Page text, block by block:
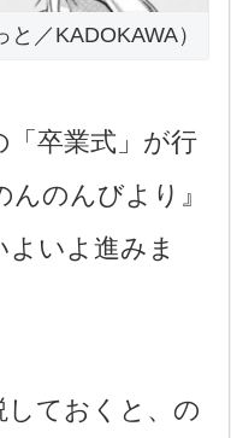
／KADOKAWA）
「卒業式」が行
のんびより』
いよ進みま
しておくと、の